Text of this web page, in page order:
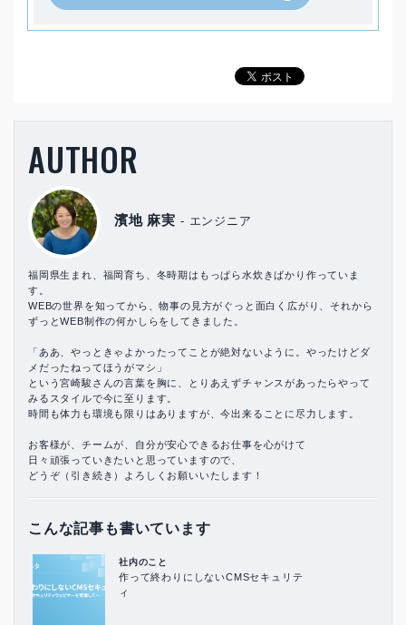
AUTHOR
濱地 麻実 エンジニア
福岡県生まれ、福岡育ち、冬時期はもっぱら水炊きばかり作っていま
す。
WEBの世界を知ってから、物事の見方がぐっと面白く広がり、それから
ずっとWEB制作の何かしらをしてきました。
「ああ、やっときゃよかったってことが絶対ないように。やったけどダ
メだったねってほうがマシ」
という宮崎駿さんの言葉を胸に、とりあえずチャンスがあったらやって
みるスタイルで今に至ります。
時間も体力も環境も限りはありますが、今出来ることに尽力します。
お客様が、チームが、自分が安心できるお仕事を心がけて
日々頑張っていきたいと思っていますので、
どうぞ（引き続き）よろしくお願いいたします！
こんな記事も書いています
社内のこと
作って終わりにしないCMSセキュリテ
ィ